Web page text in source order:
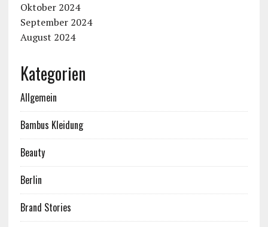
Oktober 2024
September 2024
August 2024
Kategorien
Allgemein
Bambus Kleidung
Beauty
Berlin
Brand Stories